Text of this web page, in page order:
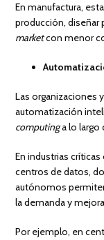
En manufactura,
producción, diseñar
marketcon menor
Las organizaciones
automatización
computinga lo largo
En industrias
centros de datos,
autónomos
la demanda y
Por ejemplo, en